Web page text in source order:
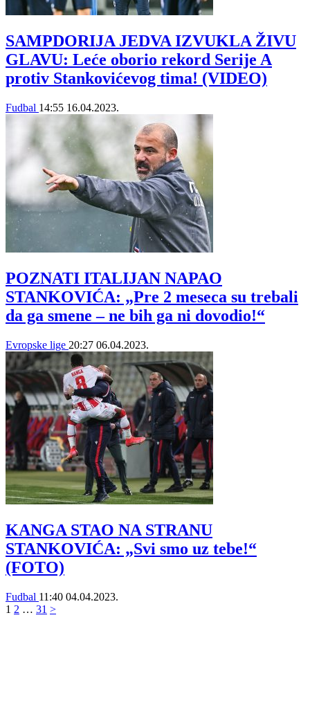
SAMPDORIJA JEDVA IZVUKLA ŽIVU
GLAVU: Leće oborio rekord Serije A
protiv Stankovićevog tima! (VIDEO)
Fudbal 14:55 16.04.2023.
POZNATI ITALIJAN NAPAO
STANKOVIĆA: „Pre 2 meseca su trebali
da ga smene – ne bih ga ni dovodio!“
Evropske lige 20:27 06.04.2023.
KANGA STAO NA STRANU
STANKOVIĆA: „Svi smo uz tebe!“
(FOTO)
Fudbal 11:40 04.04.2023.
1 2 … 31 >